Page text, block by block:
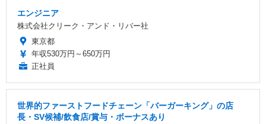
エンジニア
株式会社クリーク・アンド・リバー社
東京都
年収530万円～650万円
正社員
世界的ファーストフードチェーン「バーガーキング」の店
長・SV候補/飲食店/賞与・ボーナスあり